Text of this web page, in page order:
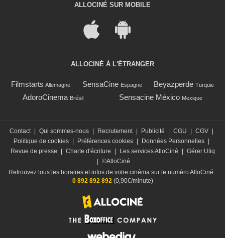
ALLOCINÉ SUR MOBILE
ALLOCINÉ À L'ÉTRANGER
Filmstarts Allemagne SensaCine Espagne Beyazperde Turquie
AdoroCinema Brésil Sensacine México Mexique
Contact | Qui sommes-nous | Recrutement | Publicité | CGU | CGV |
Politique de cookies | Préférences cookies | Données Personnelles |
Revue de presse
| Charte d'écriture | Les services AlloCiné | Gérer Utiq
| ©AlloCiné
Retrouvez tous les horaires et infos de votre cinéma sur le numéro AlloCiné :
0 892 892 892 (0,90€/minute)